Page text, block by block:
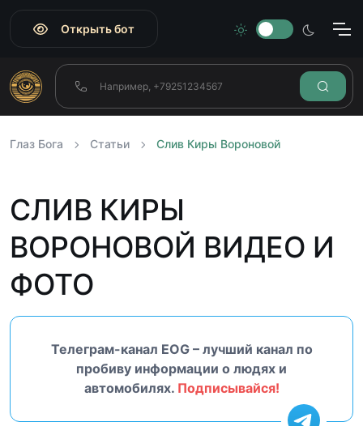
Открыть бот
Глаз Бога Статьи Слив Киры Вороновой
СЛИВ КИРЫ
ВОРОНОВОЙ ВИДЕО И
ФОТО
Телеграм-канал EOG – лучший канал по
пробиву информации о людях и
автомобилях. Подписывайся!